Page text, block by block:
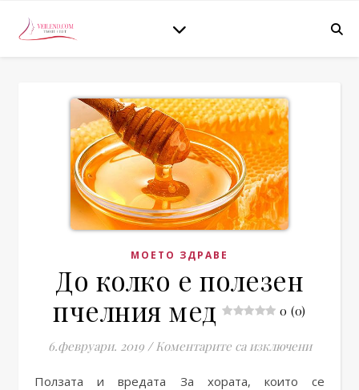
МОЕТО ЗДРАВЕ
До колко е полезен
пчелния мед
0 (0)
6.февруари. 2019 / Коментарите са изключениза До
Ползата и вредата За хората, които се